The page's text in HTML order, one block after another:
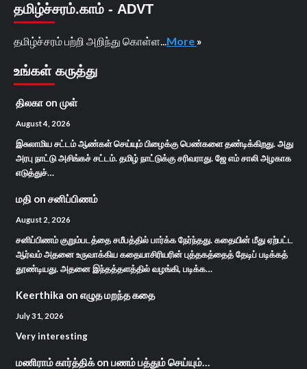
தமிழ்ச்சரம்.காம் - ADVT
தமிழ்ச்சரம் பற்றி அறிந்து கொள்ள... More »
உங்கள் கருத்து
திலகா on முள்
August 4, 2026
இசுலாமிய சட்டம் ஆண்கள் செய்யும் பிழைக்கு பெண்களை தண்டிக்கிறது. அது
அரபு நாட்டு அசிங்கச் சட்டம். தமிழ் நாட்டுக்கு சரிவராது. ஜே எம் சாலி அழகாக
எடுத்துச்…
மதி on சனிப்பிணம்
August 2, 2026
சனிப்பிணம் குறும்படத்தை சமீபத்தில் பார்க்க நேர்ந்தது. கதையின் மீது ஏற்பட்ட
ஆர்வம் அதனை உருவாக்கிய கதையாசிரியரின் புத்தகத்தைத் தேடிப் படிக்கத்
தூண்டியது. அதனை இந்தத்தளத்தில் வழங்கி, படிக்க…
Keerthika on எழுத மறந்த கதை
July 31, 2026
Very interesting
மணிராம் கார்த்திக்on பணம் பத்தும் செய்யும்…